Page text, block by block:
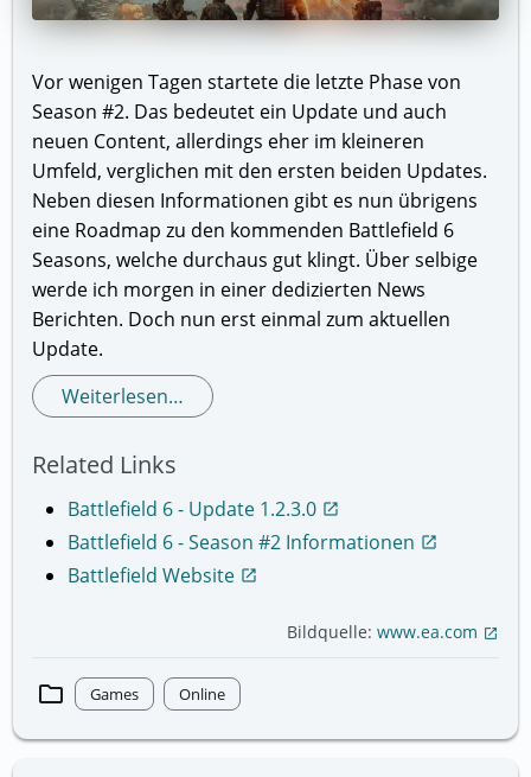
Vor wenigen Tagen startete die letzte Phase von
Season #2. Das bedeutet ein Update und auch
neuen Content, allerdings eher im kleineren
Umfeld, verglichen mit den ersten beiden Updates.
Neben diesen Informationen gibt es nun übrigens
eine Roadmap zu den kommenden Battlefield 6
Seasons, welche durchaus gut klingt. Über selbige
werde ich morgen in einer dedizierten News
Berichten. Doch nun erst einmal zum aktuellen
Update.
Weiterlesen…
Related Links
Battlefield 6 - Update 1.2.3.0 open_in_new
Battlefield 6 - Season #2 Informationen open_in_new
Battlefield Website open_in_new
Bildquelle: www.ea.com open_in_new
folder Games Online